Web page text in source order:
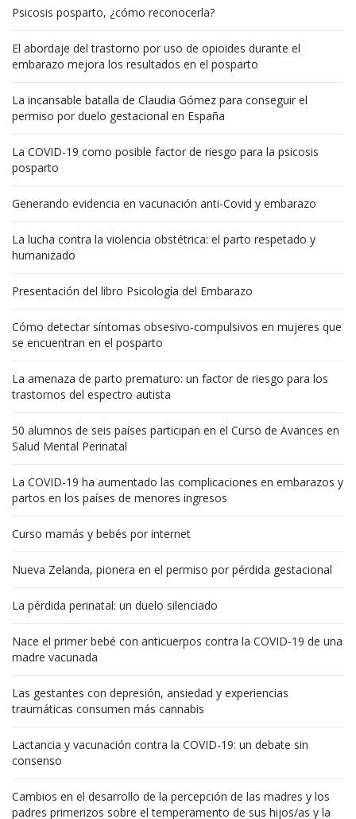
Psicosis posparto, ¿cómo reconocerla?
El abordaje del trastorno por uso de opioides durante el
embarazo mejora los resultados en el posparto
La incansable batalla de Claudia Gómez para conseguir el
permiso por duelo gestacional en España
La COVID-19 como posible factor de riesgo para la psicosis
posparto
Generando evidencia en vacunación anti-Covid y embarazo
La lucha contra la violencia obstétrica: el parto respetado y
humanizado
Presentación del libro Psicología del Embarazo
Cómo detectar síntomas obsesivo-compulsivos en mujeres que
se encuentran en el posparto
La amenaza de parto prematuro: un factor de riesgo para los
trastornos del espectro autista
50 alumnos de seis países participan en el Curso de Avances en
Salud Mental Perinatal
La COVID-19 ha aumentado las complicaciones en embarazos y
partos en los países de menores ingresos
Curso mamás y bebés por internet
Nueva Zelanda, pionera en el permiso por pérdida gestacional
La pérdida perinatal: un duelo silenciado
Nace el primer bebé con anticuerpos contra la COVID-19 de una
madre vacunada
Las gestantes con depresión, ansiedad y experiencias
traumáticas consumen más cannabis
Lactancia y vacunación contra la COVID-19: un debate sin
consenso
Cambios en el desarrollo de la percepción de las madres y los
padres primerizos sobre el temperamento de sus hijos/as y la